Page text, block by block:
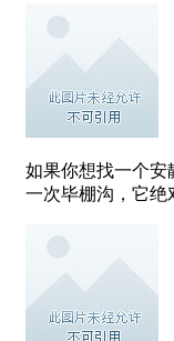
如果你想找一个安
一次毕棚沟，它绝